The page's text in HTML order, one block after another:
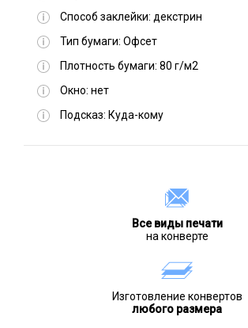
Способ заклейки: декстрин
Тип бумаги: Офсет
Плотность бумаги: 80 г/м2
Окно: нет
Подсказ: Куда-кому
Все виды печати
на конверте
Изготовление конвертов
любого размера